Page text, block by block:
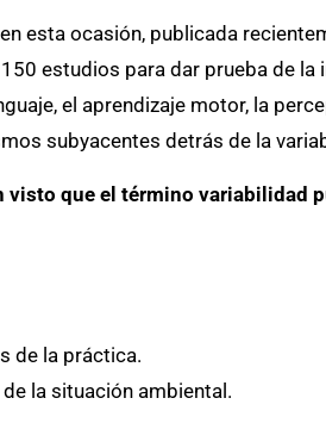
esta ocasión, publicada
estudios para dar prueba de
el aprendizaje motor, la
subyacentes detrás de la
que el término variabilidad
de la práctica.
la situación ambiental.